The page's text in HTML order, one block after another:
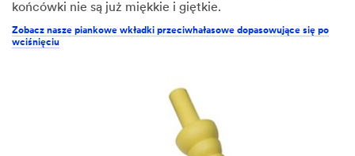
końcówki nie są już miękkie i giętkie.
Zobacz nasze piankowe wkładki przeciwhałasowe dopasowujące się po
wciśnięciu